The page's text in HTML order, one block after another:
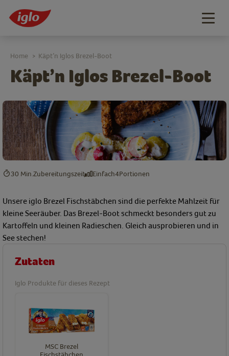
Käpt’n Iglos Brezel-Boot
Home > Käpt’n Iglos Brezel-Boot
30 Min. Zubereitungszeit Einfach4Portionen
Unsere iglo Brezel Fischstäbchen sind die perfekte Mahlzeit für
kleine Seeräuber. Das Brezel-Boot schmeckt besonders gut zu
Kartoffeln und kleinen Radieschen. Gleich ausprobieren und in
See stechen!
Zutaten
Iglo Produkte für dieses Rezept
MSC Brezel